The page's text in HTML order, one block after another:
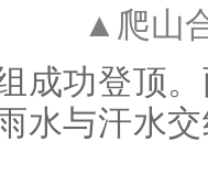
▲爬山
功登顶。
水与汗水